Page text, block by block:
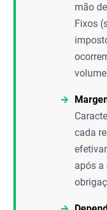
mão
Fixos
cada
após a